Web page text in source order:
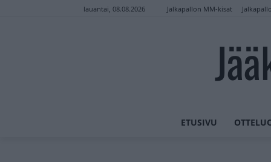
lauantai, 08.08.2026 Jalkapallon MM-kisat
ETUSIVU